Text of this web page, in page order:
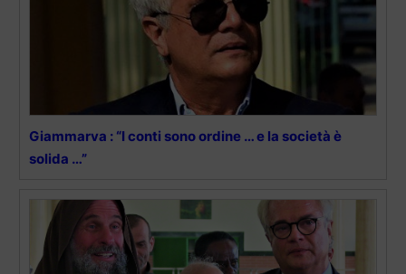
Giammarva : “I conti sono ordine … e la società è
solida …”